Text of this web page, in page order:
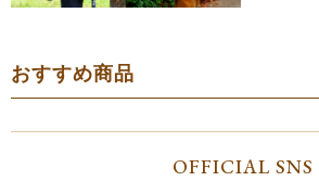
おすすめ商品
OFFICIAL SNS